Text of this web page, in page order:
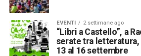
EVENTI 2 settimane ago
“Libri a Castello”, a
serate tra letteratura,
13 al 16 settembre